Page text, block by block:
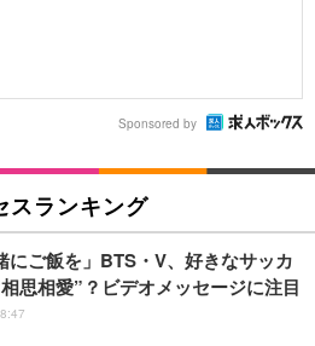
Sponsored by
スランキング
にご飯を」BTS・V、好きなサッカ
思相愛”？ビデオメッセージに注目